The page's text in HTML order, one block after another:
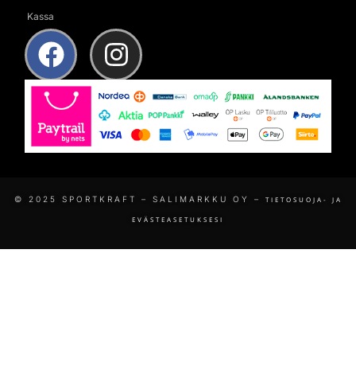
Kassa
© 2025 SPORTKRAFT – SALIMARKKU OY – TIETOSUOJA- JA
EVÄSTEASETUKSESI